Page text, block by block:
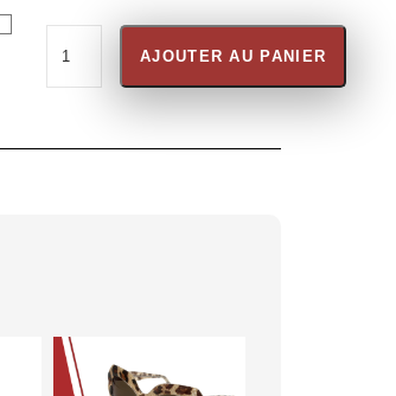
AJOUTER AU PANIER